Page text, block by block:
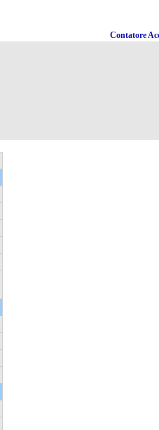
Contatore